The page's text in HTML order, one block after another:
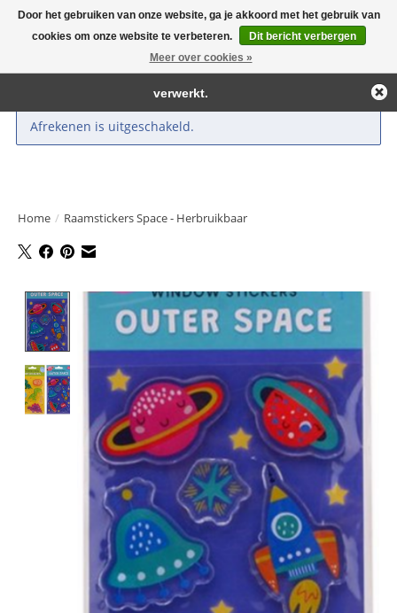
Large selection of products and fast shipping!
Afrekenen is uitgeschakeld.
Home / Raamstickers Space - Herbruikbaar
Product image slideshow Items
Door het gebruiken van onze website, ga je akkoord met het gebruik van
cookies om onze website te verbeteren.
Dit bericht verbergen
Meer over cookies »
← Keer terug naar de backofficeDeze winkel is in aanbouw.
Eventueel geplaatste orders zullen niet worden gehonoreerd of
verwerkt.